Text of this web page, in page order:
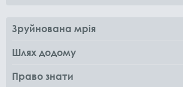
Зруйнована мрія
Шлях додому
Право знати